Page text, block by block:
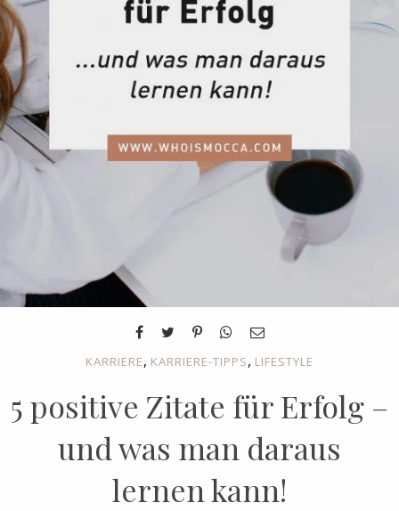
KARRIERE, KARRIERE-TIPPS, LIFESTYLE
5 positive Zitate für Erfolg –
und was man daraus
lernen kann!